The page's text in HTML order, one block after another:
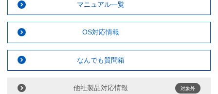
マニュアル一覧
OS対応情報
なんでも質問箱
他社製品対応情報 対象外